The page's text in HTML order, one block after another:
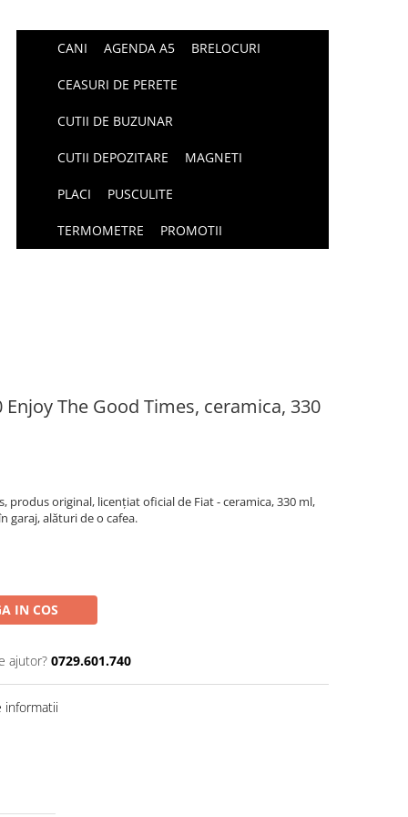
CANI AGENDA A5 BRELOCURI
CEASURI DE PERETE
CUTII DE BUZUNAR
CUTII DEPOZITARE MAGNETI
PLACI PUSCULITE
TERMOMETRE PROMOTII
The Good Times, ceramica, 330
produs original, licențiat oficial de Fiat - ceramica, 330 ml,
garaj, alături de o cafea.
IN COS
ajutor? 0729.601.740
informatii